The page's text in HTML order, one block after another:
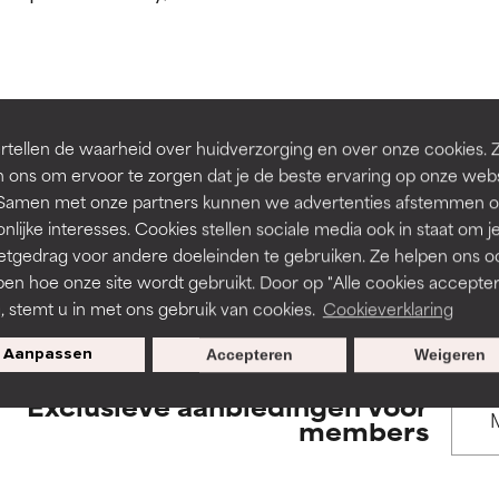
de waarheid over huidverzorging en over onze cookies.
ons om ervoor te zorgen dat je de beste ervaring op onze
met onze partners kunnen we advertenties afstemmen
interesses. Cookies stellen sociale media ook in staat om je
voor andere doeleinden te gebruiken. Ze helpen ons
hoe onze site wordt gebruikt. Door op "Alle cookies
stemt u in met ons gebruik van cookies. Cookieverklaring
Aanpassen Weigeren
Accepteren
BACK TO SEARCH
to assess ingredients in this dictionary. Regulations
irriterend maar kan esthetische, stabiliteits- of andere
is aanwezig. Het risico wordt vergroot als het gecombineerd
ingrediënten.
droogheid, enz. veroorzaken. Kan in sommige gevallen
het algemeen is bewezen dat het meer kwaad dan goed doet.
irriterend maar kan esthetische, stabiliteits- of andere
is aanwezig. Het risico wordt vergroot als het gecombineerd
ingrediënten.
droogheid, enz. veroorzaken. Kan in sommige gevallen
het algemeen is bewezen dat het meer kwaad dan goed doet.
Exclusieve aanbiedingen voor
members